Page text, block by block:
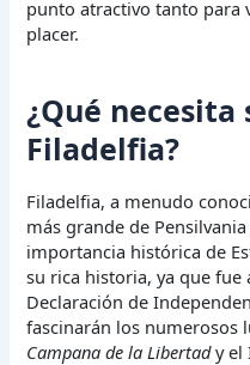
punto atractivo tanto para
placer.
¿Qué necesita
Filadelfia?
Filadelfia, a menudo
más grande de
importancia histórica de
su rica historia, ya que
Declaración de
fascinarán los numerosos
Campana de la Libertady el